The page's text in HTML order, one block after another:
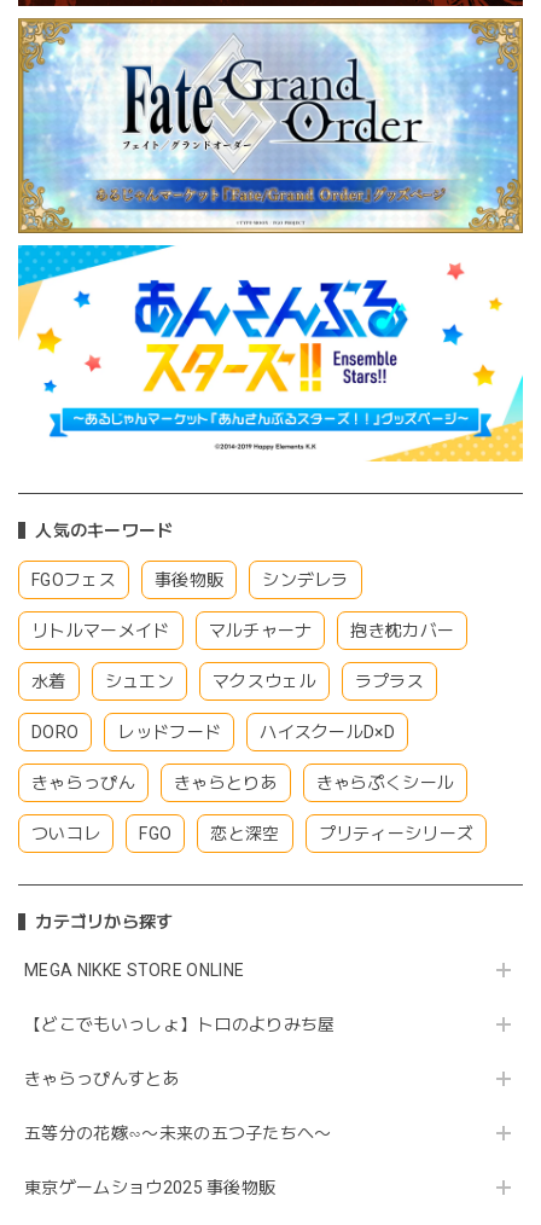
人気のキーワード
FGOフェス 事後物販 シンデレラ
リトルマーメイド マルチャーナ 抱き枕カバー
水着 シュエン マクスウェル ラプラス
DORO レッドフード ハイスクールD×D
きゃらっぴん きゃらとりあ きゃらぷくシール
ついコレ FGO 恋と深空 プリティーシリーズ
カテゴリから探す
MEGA NIKKE STORE ONLINE
【どこでもいっしょ】トロのよりみち屋
きゃらっぴんすとあ
五等分の花嫁∽〜未来の五つ子たちへ〜
東京ゲームショウ2025 事後物販